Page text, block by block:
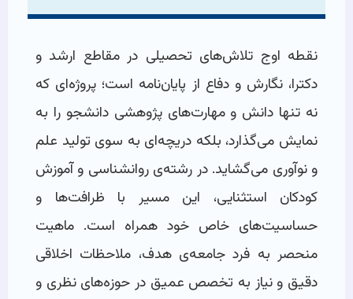
نقطه اوج تلاش‌های تحصیلی در مقاطع ارشد و
دکترا، نگارش و دفاع از پایان‌نامه است؛ پروژه‌ای که
نه تنها دانش و مهارت‌های پژوهشی دانشجو را به
نمایش می‌گذارد، بلکه دریچه‌ای به سوی تولید علم
و نوآوری می‌گشاید. در رشته‌ی روانشناسی و آموزش
کودکان استثنایی، این مسیر با ظرافت‌ها و
حساسیت‌های خاص خود همراه است. ماهیت
منحصر به فرد جامعه‌ی هدف، ملاحظات اخلاقی
دقیق و نیاز به تخصص عمیق در حوزه‌های نظری و